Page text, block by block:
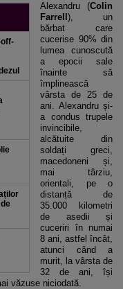
Alexandru (Colin
Farrell ), un
bărbat care
cucerise 90% din
lumea cunoscută
a epocii sale
înainte să
împlinească
vârsta de 25 de
ani. Alexandru și-
a condus trupele
invincibile,
alcătuite din
soldați greci,
macedoneni și,
mai târziu,
orientali, pe o
distanță de
35.000 kilometri
de asedii și
cuceriri în numai
8 ani, astfel încât,
atunci când a
murit, la vârsta de
32 de ani, își
văzuse niciodată.